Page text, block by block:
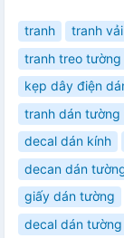
tranh tranh
tranh treo
kẹp dây điện
tranh dán tường
decal dán kính
decan dán
giấy dán tường
decal dán